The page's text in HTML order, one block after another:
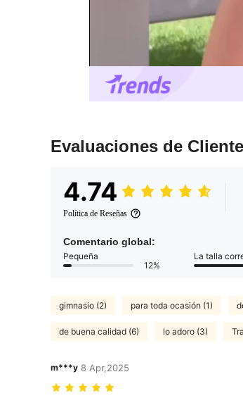
Evaluaciones de
4.74
Política de Reseñas
Comentario global:
Pequeña
12%
La talla
gimnasio (2) para toda ocasión (1)
de buena calidad (6) lo adoro (3)
m***y 8 Apr,2025